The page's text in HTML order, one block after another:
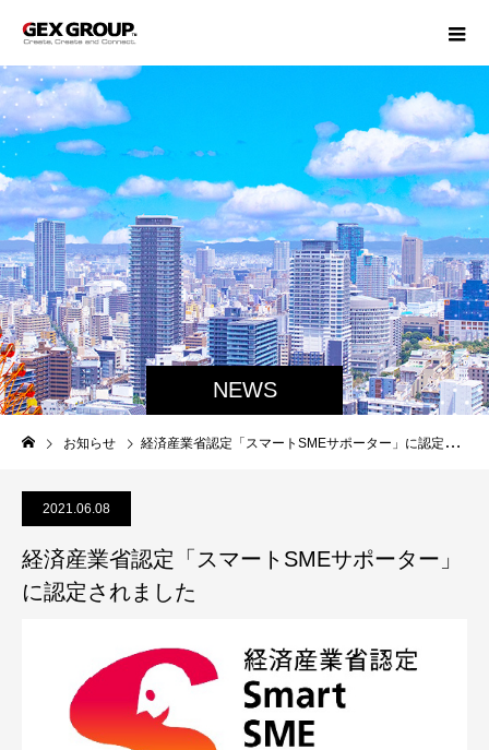
NEWS
お知らせ 経済産業省認定「スマートSMEサポーター」に認定されました
2021.06.08
経済産業省認定「スマートSMEサポーター」
に認定されました